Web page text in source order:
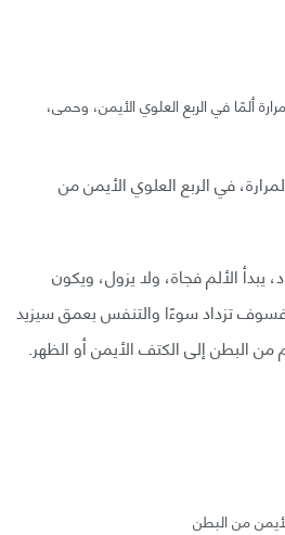
ألمًا في الربع العلوي الأيمن، وحمى،
في الربع العلوي الأيمن من
يبدأ الألم فجاة، ولا يزول، ويكون
تزداد سوءًا والتنفس بعمق سيزيد
من البطن إلى الكتف الأيمن أو الظهر.
من البطن